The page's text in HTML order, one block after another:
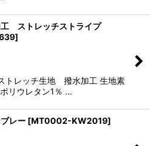
ストレッチストライプ
]
トレッチ生地 撥水加工 生地素
リウレタン1％ …
レー [MT0002-KW2019]